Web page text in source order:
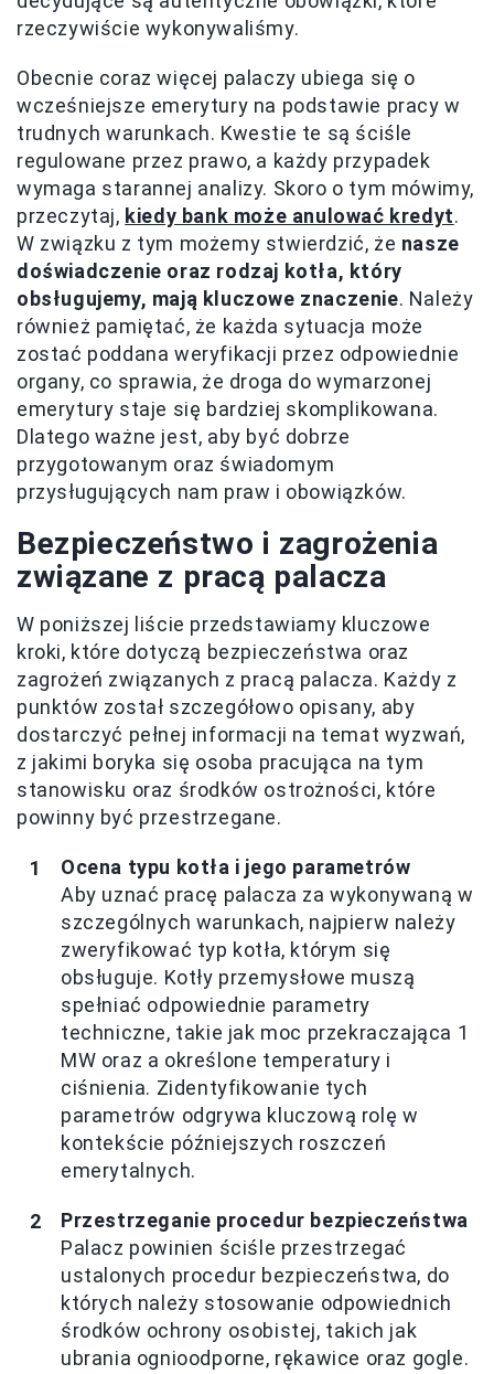
rzeczywiście wykonywaliśmy.
Obecnie coraz więcej palaczy ubiega się o
wcześniejsze emerytury na podstawie pracy w
trudnych warunkach. Kwestie te są ściśle
regulowane przez prawo, a każdy przypadek
wymaga starannej analizy. Skoro o tym mówimy,
przeczytaj, kiedy bank może anulować kredyt.
W związku z tym możemy stwierdzić, że nasze
doświadczenie oraz rodzaj kotła, który
obsługujemy, mają kluczowe znaczenie. Należy
również pamiętać, że każda sytuacja może
zostać poddana weryfikacji przez odpowiednie
organy, co sprawia, że droga do wymarzonej
emerytury staje się bardziej skomplikowana.
Dlatego ważne jest, aby być dobrze
przygotowanym oraz świadomym
przysługujących nam praw i obowiązków.
Bezpieczeństwo i zagrożenia
związane z pracą palacza
W poniższej liście przedstawiamy kluczowe
kroki, które dotyczą bezpieczeństwa oraz
zagrożeń związanych z pracą palacza. Każdy z
punktów został szczegółowo opisany, aby
dostarczyć pełnej informacji na temat wyzwań,
z jakimi boryka się osoba pracująca na tym
stanowisku oraz środków ostrożności, które
powinny być przestrzegane.
Ocena typu kotła i jego parametrów
Aby uznać pracę palacza za wykonywaną w
szczególnych warunkach, najpierw należy
zweryfikować typ kotła, którym się
obsługuje. Kotły przemysłowe muszą
spełniać odpowiednie parametry
techniczne, takie jak moc przekraczająca 1
MW oraz a określone temperatury i
ciśnienia. Zidentyfikowanie tych
parametrów odgrywa kluczową rolę w
kontekście późniejszych roszczeń
emerytalnych.
Przestrzeganie procedur bezpieczeństwa
Palacz powinien ściśle przestrzegać
ustalonych procedur bezpieczeństwa, do
których należy stosowanie odpowiednich
środków ochrony osobistej, takich jak
ubrania ognioodporne, rękawice oraz gogle.